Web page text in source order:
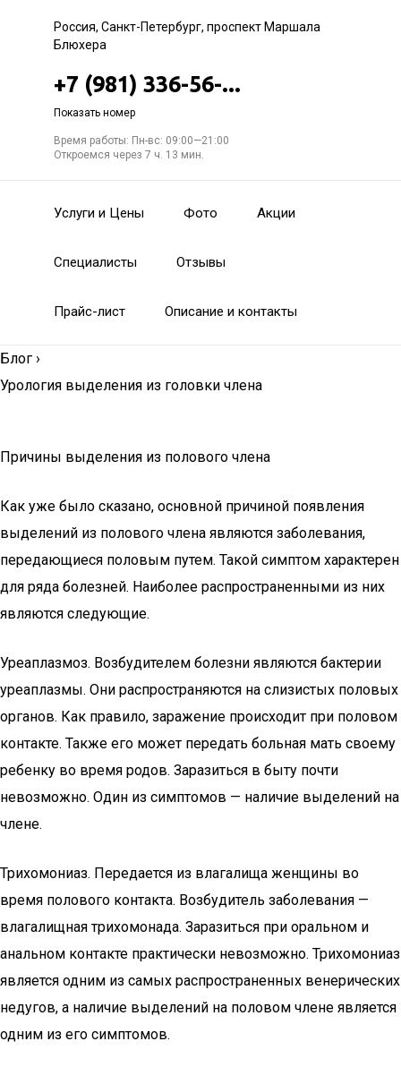
Россия, Санкт-Петербург, проспект Маршала
Блюхера
+7 (981) 336-56-...
Показать номер
Время работы: Пн-вс: 09:00—21:00
Откроемся через 7 ч. 13 мин.
Услуги и Цены Фото Акции
Специалисты Отзывы
Прайс-лист Описание и контакты
Блог ›
Урология выделения из головки члена
Причины выделения из полового члена
Как уже было сказано, основной причиной появления
выделений из полового члена являются заболевания,
передающиеся половым путем. Такой симптом характерен
для ряда болезней. Наиболее распространенными из них
являются следующие.
Уреаплазмоз. Возбудителем болезни являются бактерии
уреаплазмы. Они распространяются на слизистых половых
органов. Как правило, заражение происходит при половом
контакте. Также его может передать больная мать своему
ребенку во время родов. Заразиться в быту почти
невозможно. Один из симптомов — наличие выделений на
члене.
Трихомониаз. Передается из влагалища женщины во
время полового контакта. Возбудитель заболевания —
влагалищная трихомонада. Заразиться при оральном и
анальном контакте практически невозможно. Трихомониаз
является одним из самых распространенных венерических
недугов, а наличие выделений на половом члене является
одним из его симптомов.